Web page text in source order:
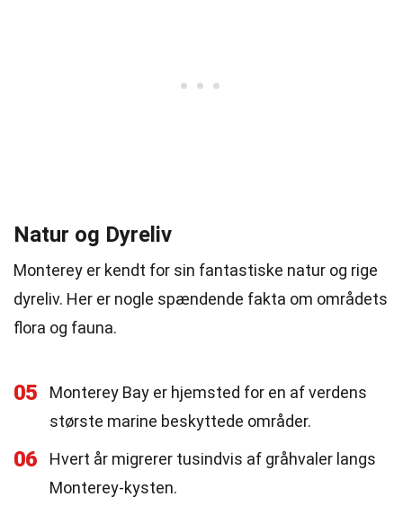
Natur og Dyreliv
Monterey er kendt for sin fantastiske natur og rige
dyreliv. Her er nogle spændende fakta om områdets
flora og fauna.
05
Monterey Bay er hjemsted for en af verdens
største marine beskyttede områder.
06
Hvert år migrerer tusindvis af gråhvaler langs
Monterey-kysten.